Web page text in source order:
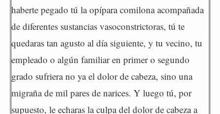
haberte pegado tú la opípara comilona acompañada
de diferentes sustancias vasoconstrictoras, tú te
quedaras tan agusto al día siguiente, y tu vecino, tu
empleado o algún familiar en primer o segundo
grado sufriera no ya el dolor de cabeza, sino una
migraña de mil pares de narices. Y luego tú, por
supuesto, le echaras la culpa del dolor de cabeza a